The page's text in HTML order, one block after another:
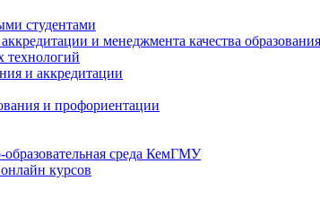
студентами
и менеджмента качества образования
и аккредитации
и профориентации
среда КемГМУ
курсов